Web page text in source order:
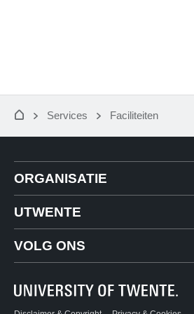
Services Faciliteiten
ORGANISATIE
UTWENTE
Route & Plattegrond
People Pages (telefoongids)
VOLG ONS
Instagram